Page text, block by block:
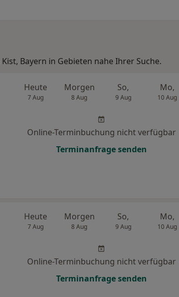
Bayern in Gebieten nahe Ihrer Suche.
Heute
7 Aug
Morgen
8 Aug
So,
9 Aug
Mo,
10 Aug
Online-Terminbuchung nicht verfügbar
Terminanfrage senden
Heute
7 Aug
Morgen
8 Aug
So,
9 Aug
Mo,
10 Aug
Online-Terminbuchung nicht verfügbar
Terminanfrage senden